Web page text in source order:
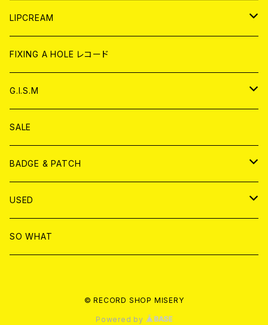
CD
ANALOG
WORLD
CD
ANALOG
JAPAN
CD
ANALOG
WORLD
CD
ANALOG
LIPCREAM
CD
アナログ
DVD
T-shirt & WEAR
FIXING A HOLE レコード
G.I.S.M
CD
ANALOG
T-SHIRT & WEAR
DVD
SALE
BADGE & PATCH
BADGE
PATCH
USED
書籍
SO WHAT
© RECORD SHOP MISERY
Powered by